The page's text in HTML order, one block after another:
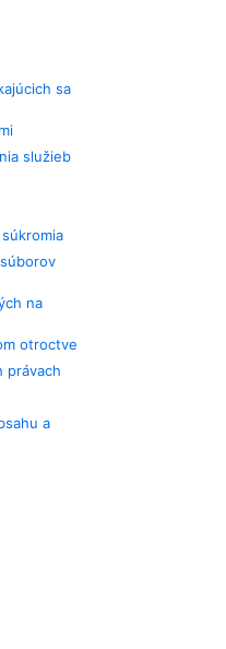
sa
služieb
na
otroctve
právach
a